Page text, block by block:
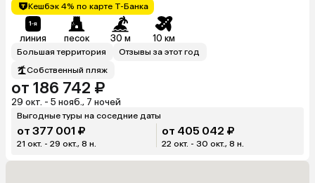
Кешбэк 4% по карте Т-Банка
линия песок 30 м 10 км
Большая территория
Отзывы за этот год
Собственный пляж
от 186 742 ₽
29 окт. - 5 нояб., 7 ночей
Выгодные туры на соседние даты
от 377 001 ₽
21 окт. - 29 окт., 8 н.
от 405 042 ₽
22 окт. - 30 окт., 8 н.